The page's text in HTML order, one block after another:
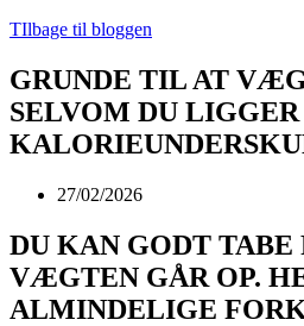
TIlbage til bloggen
GRUNDE TIL AT
SELVOM DU
27/02/2026
DU KAN GODT TABE
VÆGTEN GÅR OP.
ALMINDELIGE